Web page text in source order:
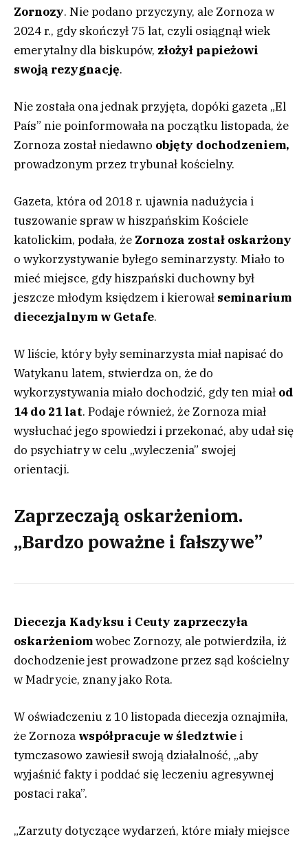
Zornozy. Nie podano przyczyny, ale Zornoza w
2024 r., gdy skończył 75 lat, czyli osiągnął wiek
emerytalny dla biskupów, złożył papieżowi
swoją rezygnację.
Nie została ona jednak przyjęta, dopóki gazeta „El
País” nie poinformowała na początku listopada, że
Zornoza został niedawno objęty dochodzeniem,
prowadzonym przez trybunał kościelny.
Gazeta, która od 2018 r. ujawnia nadużycia i
tuszowanie spraw w hiszpańskim Kościele
katolickim, podała, że Zornoza został oskarżony
o wykorzystywanie byłego seminarzysty. Miało to
mieć miejsce, gdy hiszpański duchowny był
jeszcze młodym księdzem i kierował seminarium
diecezjalnym w Getafe.
W liście, który były seminarzysta miał napisać do
Watykanu latem, stwierdza on, że do
wykorzystywania miało dochodzić, gdy ten miał od
14 do 21 lat. Podaje również, że Zornoza miał
wysłuchać jego spowiedzi i przekonać, aby udał się
do psychiatry w celu „wyleczenia” swojej
orientacji.
Zaprzeczają oskarżeniom.
„Bardzo poważne i fałszywe”
Diecezja Kadyksu i Ceuty zaprzeczyła
oskarżeniomwobec Zornozy, ale potwierdziła, iż
dochodzenie jest prowadzone przez sąd kościelny
w Madrycie, znany jako Rota.
W oświadczeniu z 10 listopada diecezja oznajmiła,
że Zornoza współpracuje w śledztwie i
tymczasowo zawiesił swoją działalność, „aby
wyjaśnić fakty i poddać się leczeniu agresywnej
postaci raka”.
„Zarzuty dotyczące wydarzeń, które miały miejsce